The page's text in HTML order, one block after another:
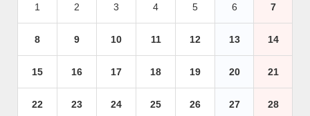
1 2 3 4 5 6 7
8 9 10 11 12 13 14
15 16 17 18 19 20 21
22 23 24 25 26 27 28